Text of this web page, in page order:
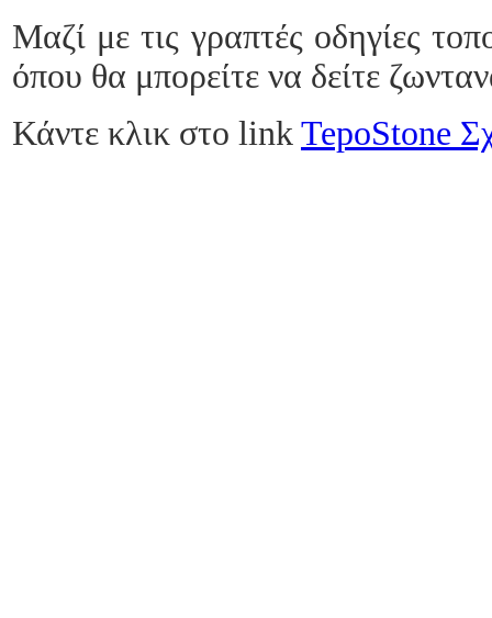
Μαζί με τις γραπτές οδηγίες
όπου θα μπορείτε να δείτε
Κάντε κλικ στο link TepoStone